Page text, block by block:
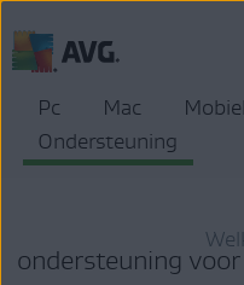
Pc Mac Mobiel
Ondersteuning
ondersteuning